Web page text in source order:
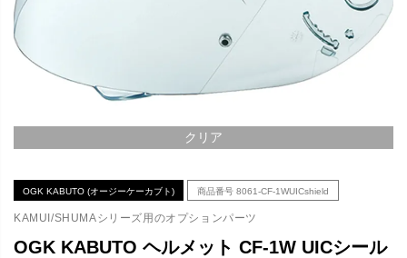
クリア
OGK KABUTO (オージーケーカブト) 商品番号 8061-CF-1WUICshield
KAMUI/SHUMAシリーズ用のオプションパーツ
OGK KABUTO ヘルメット CF-1W UICシール